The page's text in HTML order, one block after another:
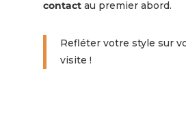
contactau premier abord.
Refléter votre style sur
visite !